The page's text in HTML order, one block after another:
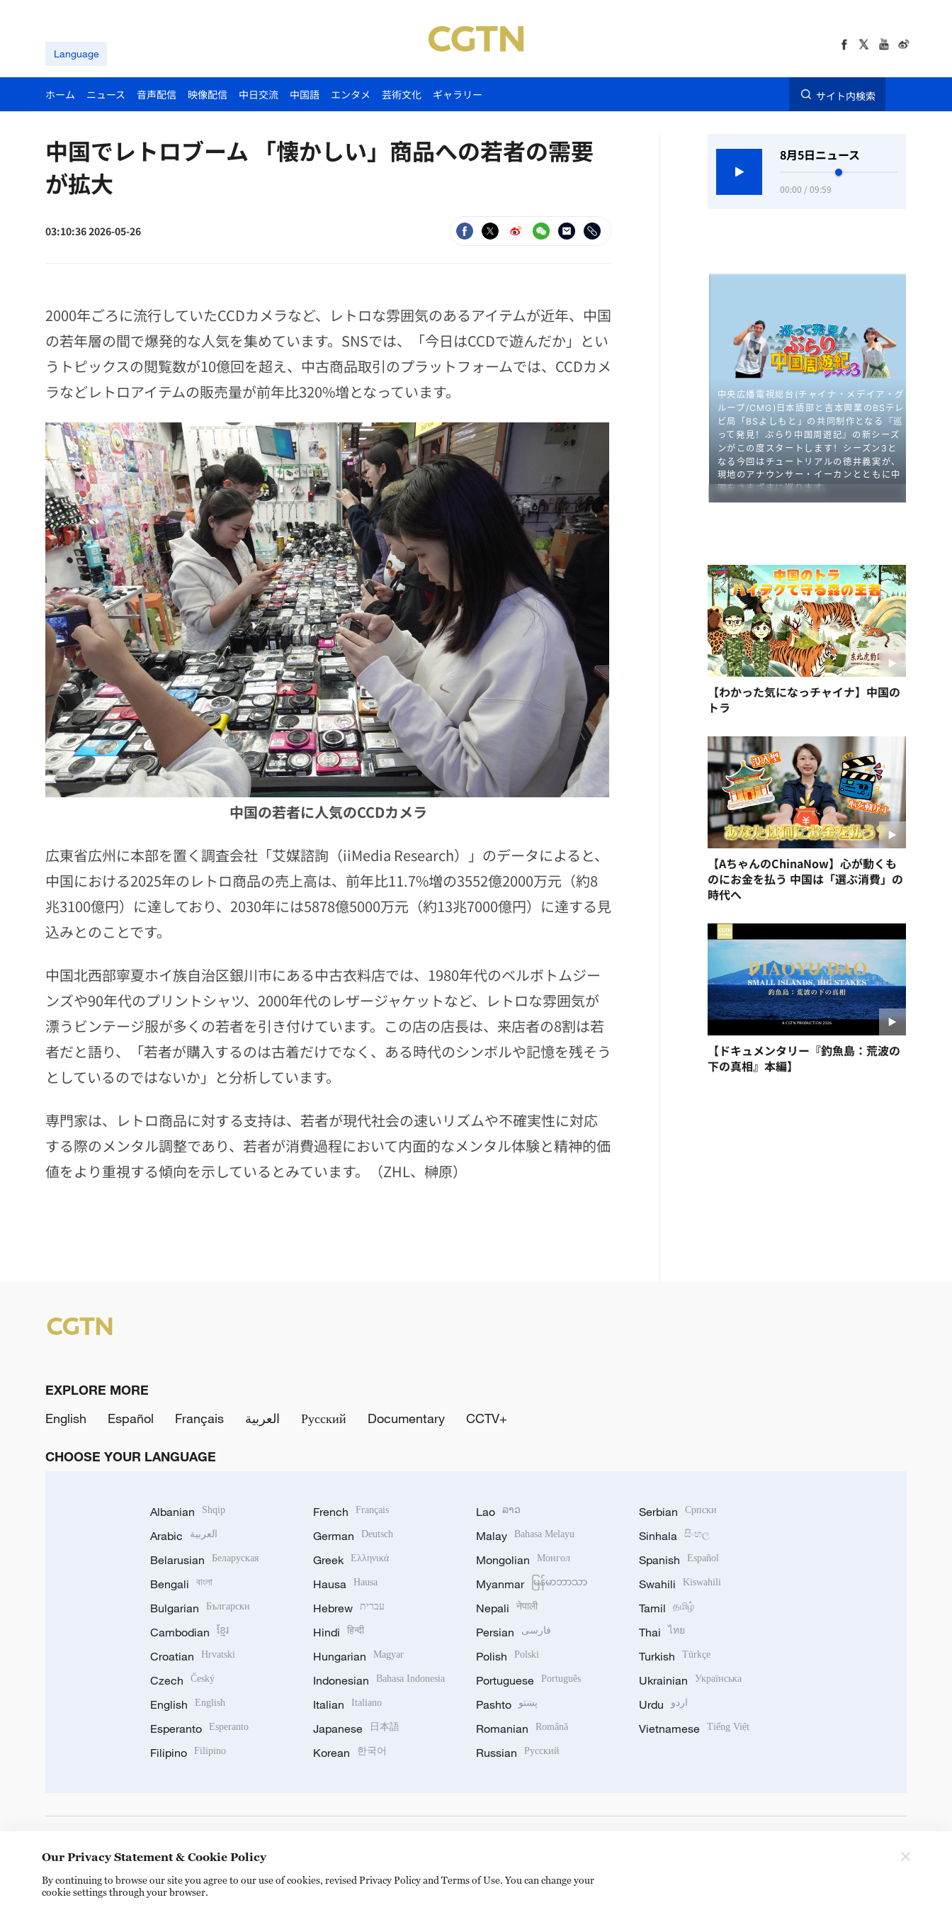
Language
ホーム ニュース 音声配信 映像配信 中日交流 中国語 エンタメ 芸術文化 ギャラリー サイト内検索
中国でレトロブーム 「懐かしい」商品への若者の需要
が拡大
03:10:36 2026-05-26
2000年ごろに流行していたCCDカメラなど、レトロな雰囲気のあるアイテムが近年、中国
の若年層の間で爆発的な人気を集めています。SNSでは、「今日はCCDで遊んだか」とい
うトピックスの閲覧数が10億回を超え、中古商品取引のプラットフォームでは、CCDカメ
ラなどレトロアイテムの販売量が前年比320%増となっています。
中国の若者に人気のCCDカメラ
広東省広州に本部を置く調査会社「艾媒諮詢（iiMedia Research）」のデータによると、
中国における2025年のレトロ商品の売上高は、前年比11.7%増の3552億2000万元（約8
兆3100億円）に達しており、2030年には5878億5000万元（約13兆7000億円）に達する見
込みとのことです。
中国北西部寧夏ホイ族自治区銀川市にある中古衣料店では、1980年代のベルボトムジー
ンズや90年代のプリントシャツ、2000年代のレザージャケットなど、レトロな雰囲気が
漂うビンテージ服が多くの若者を引き付けています。この店の店長は、来店者の8割は若
者だと語り、「若者が購入するのは古着だけでなく、ある時代のシンボルや記憶を残そう
としているのではないか」と分析しています。
専門家は、レトロ商品に対する支持は、若者が現代社会の速いリズムや不確実性に対応
する際のメンタル調整であり、若者が消費過程において内面的なメンタル体験と精神的価
値をより重視する傾向を示しているとみています。（ZHL、榊原）
8月5日ニュース
00:00 / 09:59
【わかった気になっチャイナ】中国の
トラ
【AちゃんのChinaNow】心が動くも
のにお金を払う 中国は「選ぶ消費」の
時代へ
【ドキュメンタリー『釣魚島：荒波の
下の真相』本編】
EXPLORE MORE
English
Español Français العربية Русский Documentary CCTV+
CHOOSE YOUR LANGUAGE
Albanian Shqip
Arabic العربية
Belarusian Беларуская
Bengali বাংলা
Bulgarian Български
Cambodian ខ្មែរ
Croatian Hrvatski
Czech Český
English English
Esperanto Esperanto
Filipino Filipino
French Français
German Deutsch
Greek Ελληνικά
Hausa Hausa
Hebrew עברית
Hindi हिन्दी
Hungarian Magyar
Indonesian Bahasa Indonesia
Italian Italiano
Japanese 日本語
Korean 한국어
Lao ລາວ
Malay Bahasa Melayu
Mongolian Монгол
Myanmar မြန်မာဘာသာ
Nepali नेपाली
Persian فارسی
Polish Polski
Portuguese Português
Pashto پښتو
Romanian Română
Russian Русский
Serbian Српски
Sinhala සිංහල
Spanish Español
Swahili Kiswahili
Tamil தமிழ்
Thai ไทย
Turkish Türkçe
Ukrainian Українська
Urdu اردو
Vietnamese Tiếng Việt
Our Privacy Statement & Cookie Policy
By continuing to browse our site you agree to our use of cookies, revised Privacy Policy and Terms of Use. You can change your
cookie settings through your browser.